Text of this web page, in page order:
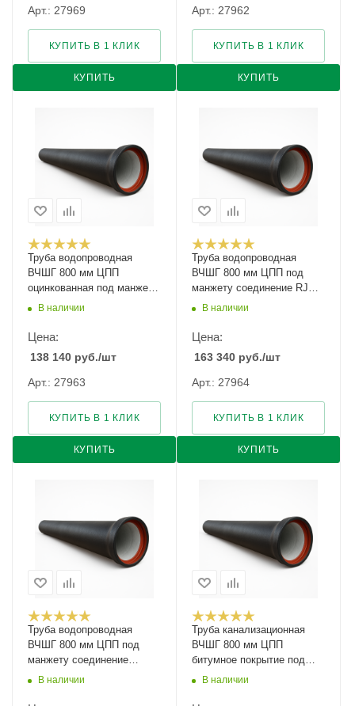
Арт.: 27969
КУПИТЬ
КУПИТЬ В 1 КЛИК
Арт.: 27962
КУПИТЬ
КУПИТЬ В 1 КЛИК
Труба водопроводная
ВЧШГ 800 мм ЦПП
оцинкованная под манжету
соединение TYTON
В наличии
Цена:
138 140 руб./шт
Арт.: 27963
КУПИТЬ
КУПИТЬ В 1 КЛИК
Труба водопроводная
ВЧШГ 800 мм ЦПП под
манжету соединение RJ
VRSВ наличии
Цена:
163 340 руб./шт
Арт.: 27964
КУПИТЬ
КУПИТЬ В 1 КЛИК
Труба водопроводная
ВЧШГ 800 мм ЦПП под
манжету соединение
TYTON
В наличии
Труба канализационная
ВЧШГ 800 мм ЦПП
битумное покрытие под
манжету соединение
В наличии